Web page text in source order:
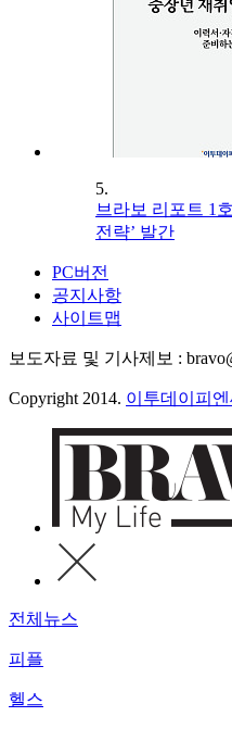
5.
브라보 리포트 1
전략’ 발간
PC버전
공지사항
사이트맵
보도자료 및 기사제보 :
Copyright 2014. 이투데이피엔
전체뉴스
피플
헬스